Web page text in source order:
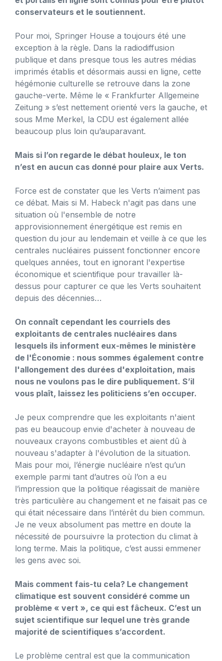
conservateurs et le soutiennent.
Pour moi, Springer House a toujours été une
exception à la règle. Dans la radiodiffusion
publique et dans presque tous les autres médias
imprimés établis et désormais aussi en ligne, cette
hégémonie culturelle se retrouve dans la zone
gauche-verte. Même le « Frankfurter Allgemeine
Zeitung » s’est nettement orienté vers la gauche, et
sous Mme Merkel, la CDU est également allée
beaucoup plus loin qu’auparavant.
Mais si l’on regarde le débat houleux, le ton
n’est en aucun cas donné pour plaire aux Verts.
Force est de constater que les Verts n’aiment pas
ce débat. Mais si M. Habeck n'agit pas dans une
situation où l'ensemble de notre
approvisionnement énergétique est remis en
question du jour au lendemain et veille à ce que les
centrales nucléaires puissent fonctionner encore
quelques années, tout en ignorant l'expertise
économique et scientifique pour travailler là-
dessus pour capturer ce que les Verts souhaitent
depuis des décennies…
On connaît cependant les courriels des
exploitants de centrales nucléaires dans
lesquels ils informent eux-mêmes le ministère
de l'Économie : nous sommes également contre
l'allongement des durées d'exploitation, mais
nous ne voulons pas le dire publiquement. S’il
vous plaît, laissez les politiciens s’en occuper.
Je peux comprendre que les exploitants n'aient
pas eu beaucoup envie d'acheter à nouveau de
nouveaux crayons combustibles et aient dû à
nouveau s'adapter à l'évolution de la situation.
Mais pour moi, l’énergie nucléaire n’est qu’un
exemple parmi tant d’autres où l’on a eu
l’impression que la politique réagissait de manière
très particulière au changement et ne faisait pas ce
qui était nécessaire dans l’intérêt du bien commun.
Je ne veux absolument pas mettre en doute la
nécessité de poursuivre la protection du climat à
long terme. Mais la politique, c’est aussi emmener
les gens avec soi.
Mais comment fais-tu cela? Le changement
climatique est souvent considéré comme un
problème « vert », ce qui est fâcheux. C’est un
sujet scientifique sur lequel une très grande
majorité de scientifiques s’accordent.
Le problème central est que la communication